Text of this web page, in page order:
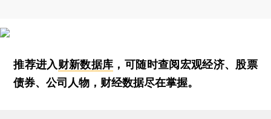
推荐进入财新数据库 ，可随时查阅宏观经济、股票
债券、公司人物，财经数据尽在掌握。